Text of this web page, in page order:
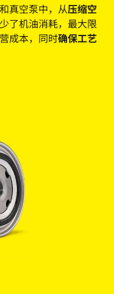
真空泵中，从压缩空
了机油消耗，最大限
成本，同时确保工艺